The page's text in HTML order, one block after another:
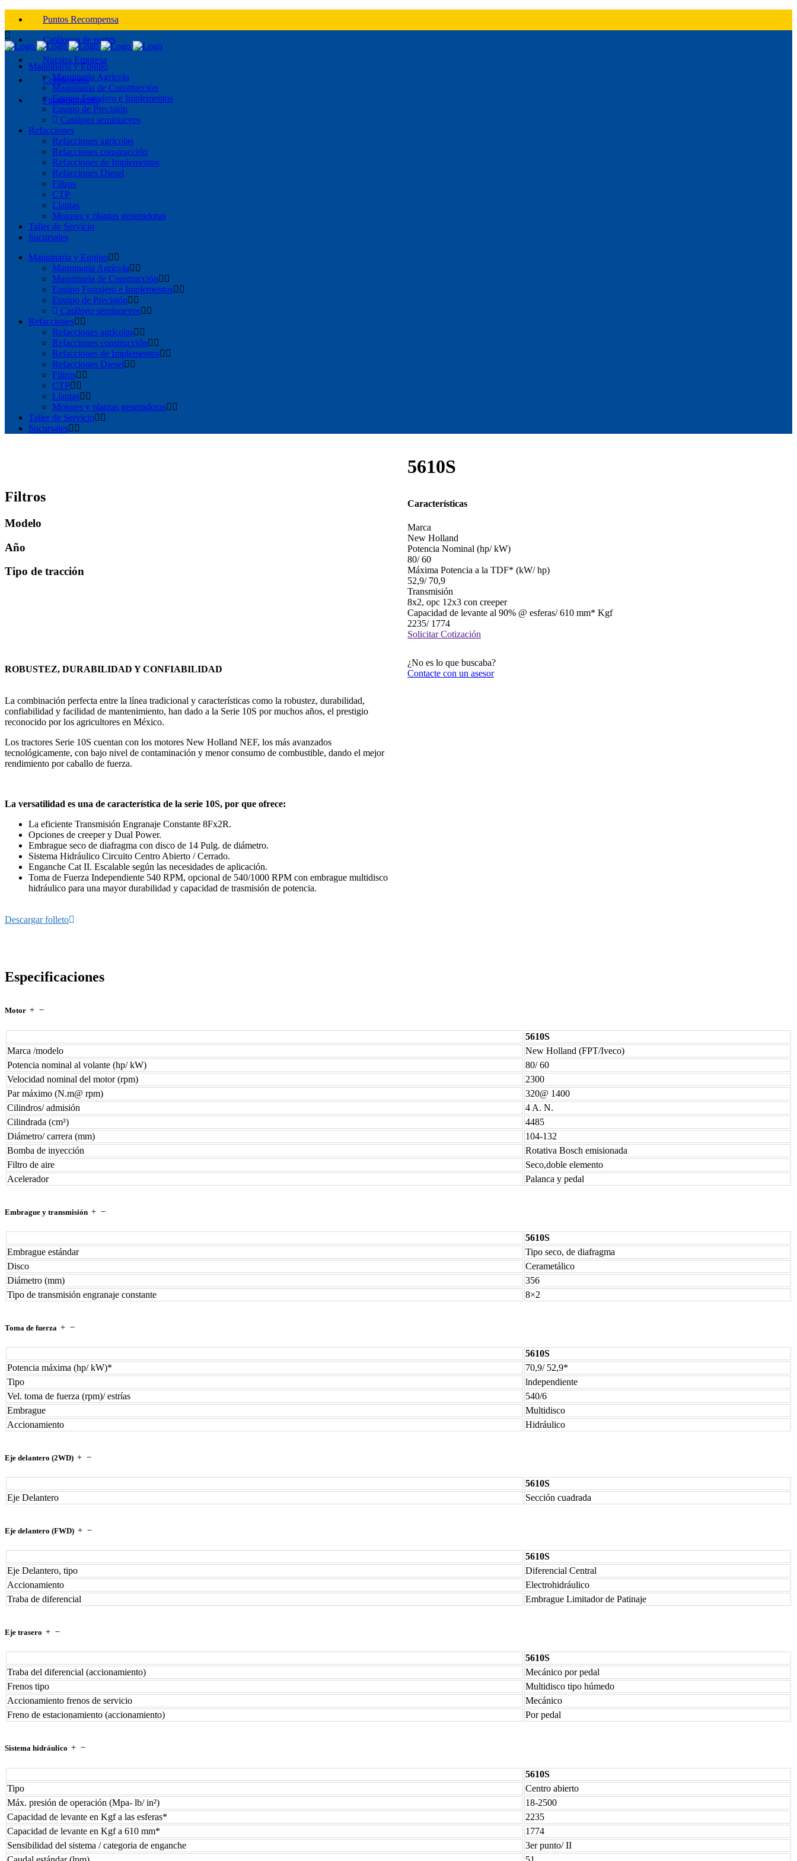
Puntos Recompensa
Catálogos de partes
Nuestra Empresa
Contáctenos
Financiamiento
Maquinaria y Equipo
Maquinaria Agrícola
Maquinaria de Construcción
Equipo Forrajero e Implementos
Equipo de Precisión
Catálogo seminuevos
Refacciones
Refacciones agrícolas
Refacciones construcción
Refacciones de Implementos
Refacciones Diesel
Filtros
CTP
Llantas
Motores y plantas generadoras
Taller de Servicio
Sucursales
Maquinaria y Equipo
Maquinaria Agrícola
Maquinaria de Construcción
Equipo Forrajero e Implementos
Equipo de Precisión
Catálogo seminuevos
Refacciones
Refacciones agrícolas
Refacciones construcción
Refacciones de Implementos
Refacciones Diesel
Filtros
CTP
Llantas
Motores y plantas generadoras
Taller de Servicio
Sucursales
Filtros
Modelo
Año
Tipo de tracción
ROBUSTEZ, DURABILIDAD Y CONFIABILIDAD
La combinación perfecta entre la línea tradicional y características como la robustez, durabilidad,
confiabilidad y facilidad de mantenimiento, han dado a la Serie 10S por muchos años, el prestigio
reconocido por los agricultores en México.
Los tractores Serie 10S cuentan con los motores New Holland NEF, los más avanzados
tecnológicamente, con bajo nivel de contaminación y menor consumo de combustible, dando el mejor
rendimiento por caballo de fuerza.
La versatilidad es una de característica de la serie 10S, por que ofrece:
La eficiente Transmisión Engranaje Constante 8Fx2R.
Opciones de creeper y Dual Power.
Embrague seco de diafragma con disco de 14 Pulg. de diámetro.
Sistema Hidráulico Circuito Centro Abierto / Cerrado.
Enganche Cat II. Escalable según las necesidades de aplicación.
Toma de Fuerza Independiente 540 RPM, opcional de 540/1000 RPM con embrague multidisco
hidráulico para una mayor durabilidad y capacidad de trasmisión de potencia.
Descargar folleto
5610S
Características
Marca
New Holland
Potencia Nominal (hp/ kW)
80/ 60
Máxima Potencia a la TDF* (kW/ hp)
52,9/ 70,9
Transmisión
8x2, opc 12x3 con creeper
Capacidad de levante al 90% @ esferas/ 610 mm* Kgf
2235/ 1774
Solicitar Cotización
¿No es lo que buscaba?
Contacte con un asesor
Especificaciones
Motor
5610S
Marca /modelo
New Holland (FPT/Iveco)
Potencia nominal al volante (hp/ kW)
80/ 60
Velocidad nominal del motor (rpm)
2300
Par máximo (N.m@ rpm)
320@ 1400
Cilindros/ admisión
4 A. N.
Cilindrada (cm³)
4485
Diámetro/ carrera (mm)
104-132
Bomba de inyección
Rotativa Bosch emisionada
Filtro de aire
Seco,doble elemento
Acelerador
Palanca y pedal
Embrague y transmisión
5610S
Embrague estándar
Tipo seco, de diafragma
Disco
Cerametálico
Diámetro (mm)
356
Tipo de transmisión engranaje constante
8×2
Toma de fuerza
5610S
Potencia máxima (hp/ kW)*
70,9/ 52,9*
Tipo
lndependiente
Vel. toma de fuerza (rpm)/ estrías
540/6
Embrague
Multidisco
Accionamiento
Hidráulico
Eje delantero (2WD)
5610S
Eje Delantero
Sección cuadrada
Eje delantero (FWD)
5610S
Eje Delantero, tipo
Diferencial Central
Accionamiento
Electrohidráulico
Traba de diferencial
Embrague Limitador de Patinaje
Eje trasero
5610S
Traba del diferencial (accionamiento)
Mecánico por pedal
Frenos tipo
Multidisco tipo húmedo
Accionamiento frenos de servicio
Mecánico
Freno de estacionamiento (accionamiento)
Por pedal
Sistema hidráulico
5610S
Tipo
Centro abierto
Máx. presión de operación (Mpa- lb/ in²)
18-2500
Capacidad de levante en Kgf a las esferas*
2235
Capacidad de levante en Kgf a 610 mm*
1774
Sensibilidad del sistema / categoria de enganche
3er punto/ II